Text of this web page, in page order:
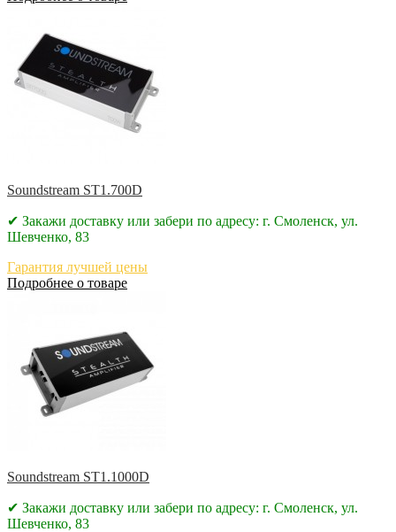
Soundstream ST1.700D
✔ Закажи доставку или забери по адресу: г. Смоленск, ул.
Шевченко, 83
Гарантия лучшей цены
Подробнее о товаре
Soundstream ST1.1000D
✔ Закажи доставку или забери по адресу: г. Смоленск, ул.
Шевченко, 83